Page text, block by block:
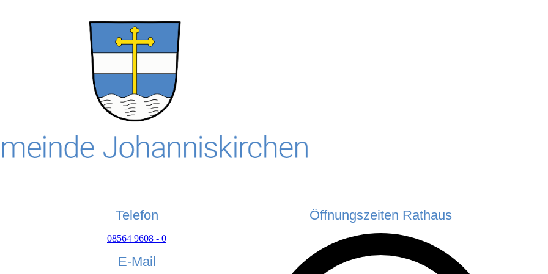
Telefon
08564 9608 - 0
E-Mail
Öffnungszeiten Rathaus